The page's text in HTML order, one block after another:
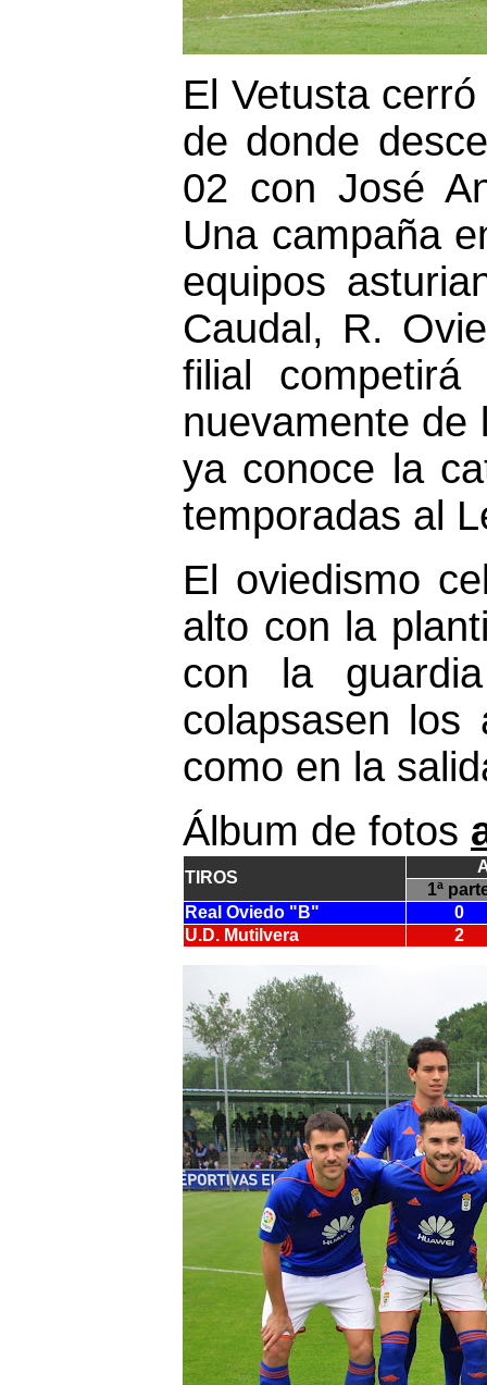
El Vetusta
de donde
02 con José
Una campaña
equipos
Caudal, R.
filial
nuevamente de
ya conoce la
temporadas al
El oviedismo
alto con la
con la
colapsasen los
como en la
Álbum de fotos
TIROS
1ª
Real Oviedo "B"
0
U.D. Mutilvera
2